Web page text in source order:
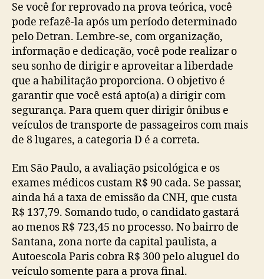
Se você for reprovado na prova teórica, você
pode refazê-la após um período determinado
pelo Detran. Lembre-se, com organização,
informação e dedicação, você pode realizar o
seu sonho de dirigir e aproveitar a liberdade
que a habilitação proporciona. O objetivo é
garantir que você está apto(a) a dirigir com
segurança. Para quem quer dirigir ônibus e
veículos de transporte de passageiros com mais
de 8 lugares, a categoria D é a correta.
Em São Paulo, a avaliação psicológica e os
exames médicos custam R$ 90 cada. Se passar,
ainda há a taxa de emissão da CNH, que custa
R$ 137,79. Somando tudo, o candidato gastará
ao menos R$ 723,45 no processo. No bairro de
Santana, zona norte da capital paulista, a
Autoescola Paris cobra R$ 300 pelo aluguel do
veículo somente para a prova final.